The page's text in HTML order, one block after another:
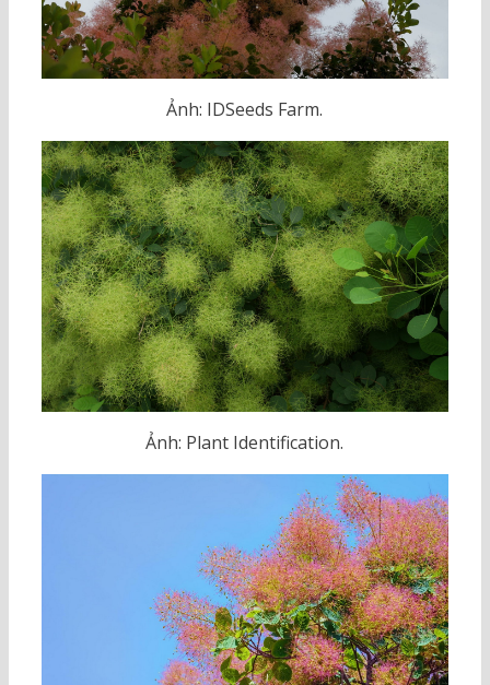
Ảnh: IDSeeds Farm.
Ảnh: Plant Identification.